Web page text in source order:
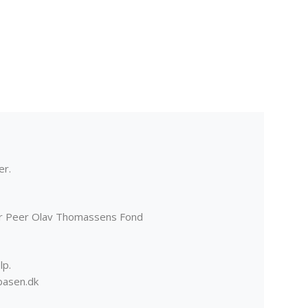
Olav Thomassens Fond